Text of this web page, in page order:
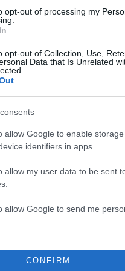
opt-out of processing my
opt-out of Collection, Use,
Data that Is Unrelated
allow Google to enable
identifiers in apps.
allow my user data to be sent
allow Google to send me
CONFIRM
Υποβολή
Ελλάδα
ΑΜΑΛΙΑΔΑ